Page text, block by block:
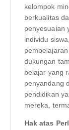
kelompok
berkualitas
penyesuaian
individu
dukungan
belajar yang
penyandang
pendidikan
mereka,
Hak atas